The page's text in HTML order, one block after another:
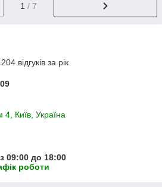
1 / 7
відгуків за рік
Київ, Україна
09:00 до 18:00
роботи